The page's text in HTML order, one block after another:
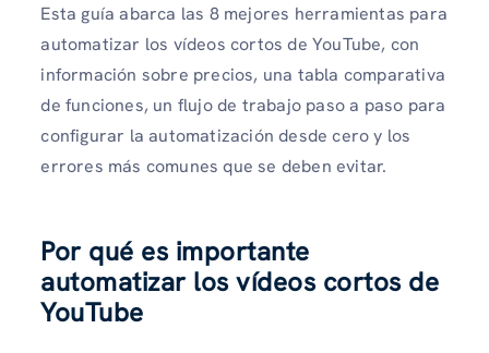
Esta guía abarca las 8 mejores herramientas para
automatizar los vídeos cortos de YouTube, con
información sobre precios, una tabla comparativa
de funciones, un flujo de trabajo paso a paso para
configurar la automatización desde cero y los
errores más comunes que se deben evitar.
Por qué es importante
automatizar los vídeos cortos de
YouTube